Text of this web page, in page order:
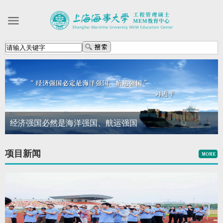
经济强国必然是海洋强国、航运强国
项目新闻